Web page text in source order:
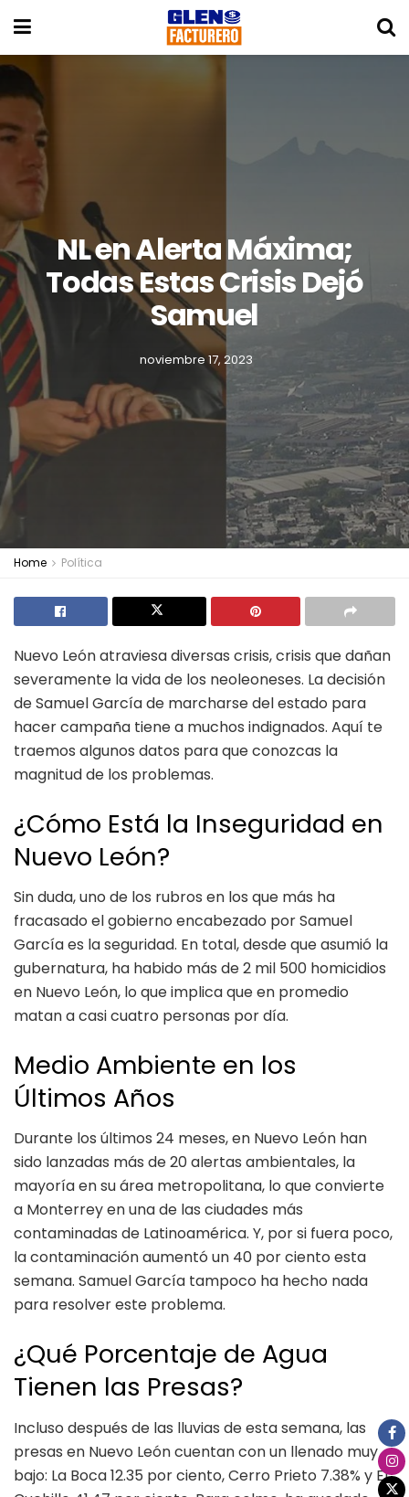
NL en Alerta Máxima;
Todas Estas Crisis Dejó
Samuel
noviembre 17, 2023
Home Política
Nuevo León atraviesa diversas crisis, crisis que dañan
severamente la vida de los neoleoneses. La decisión
de Samuel García de marcharse del estado para
hacer campaña tiene a muchos indignados. Aquí te
traemos algunos datos para que conozcas la
magnitud de los problemas.
¿Cómo Está la Inseguridad en
Nuevo León?
Sin duda, uno de los rubros en los que más ha
fracasado el gobierno encabezado por Samuel
García es la seguridad. En total, desde que asumió la
gubernatura, ha habido más de 2 mil 500 homicidios
en Nuevo León, lo que implica que en promedio
matan a casi cuatro personas por día.
Medio Ambiente en los
Últimos Años
Durante los últimos 24 meses, en Nuevo León han
sido lanzadas más de 20 alertas ambientales, la
mayoría en su área metropolitana, lo que convierte
a Monterrey en una de las ciudades más
contaminadas de Latinoamérica. Y, por si fuera poco,
la contaminación aumentó un 40 por ciento esta
semana. Samuel García tampoco ha hecho nada
para resolver este problema.
¿Qué Porcentaje de Agua
Tienen las Presas?
Incluso después de las lluvias de esta semana, las
presas en Nuevo León cuentan con un llenado muy
bajo: La Boca 12.35 por ciento, Cerro Prieto 7.38% y El